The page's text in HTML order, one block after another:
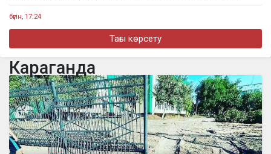
бүгін, 17:24
Организатора продажи поддельных госномеров задержали
бүгін, 16:48
Алматыда жеңіл көлік тоқтап тұрған жүк көлігімен соқтығысты
Тағы көрсету
Караганда